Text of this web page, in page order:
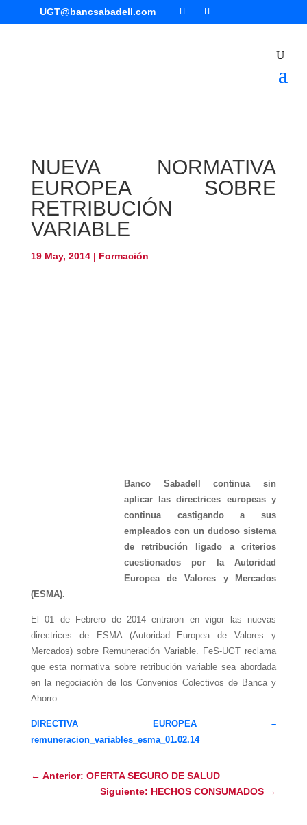
UGT@bancsabadell.com
NUEVA NORMATIVA
EUROPEA SOBRE
RETRIBUCIÓN
VARIABLE
19 May, 2014| Formación
Banco Sabadell continua sin
aplicar las directrices europeas y
continua castigando a sus
empleados con un dudoso sistema
de retribución ligado a criterios
cuestionados por la Autoridad
Europea de Valores y Mercados
(ESMA).
El 01 de Febrero de 2014 entraron en vigor las nuevas
directrices de ESMA (Autoridad Europea de Valores y
Mercados) sobre Remuneración Variable. FeS-UGT reclama
que esta normativa sobre retribución variable sea abordada
en la negociación de los Convenios Colectivos de Banca y
Ahorro
DIRECTIVA EUROPEA –
remuneracion_variables_esma_01.02.14
← Anterior: OFERTA SEGURO DE SALUD
Siguiente: HECHOS CONSUMADOS →